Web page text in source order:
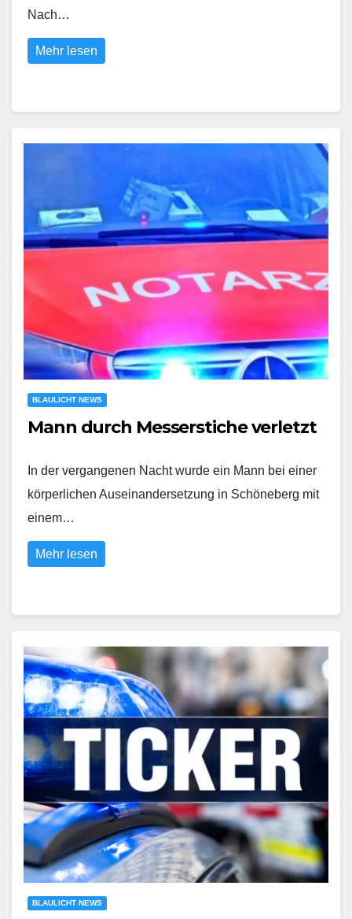
Nach…
Mehr lesen
BLAULICHT NEWS
Mann durch Messerstiche verletzt
In der vergangenen Nacht wurde ein Mann bei einer
körperlichen Auseinandersetzung in Schöneberg mit
einem…
Mehr lesen
BLAULICHT NEWS